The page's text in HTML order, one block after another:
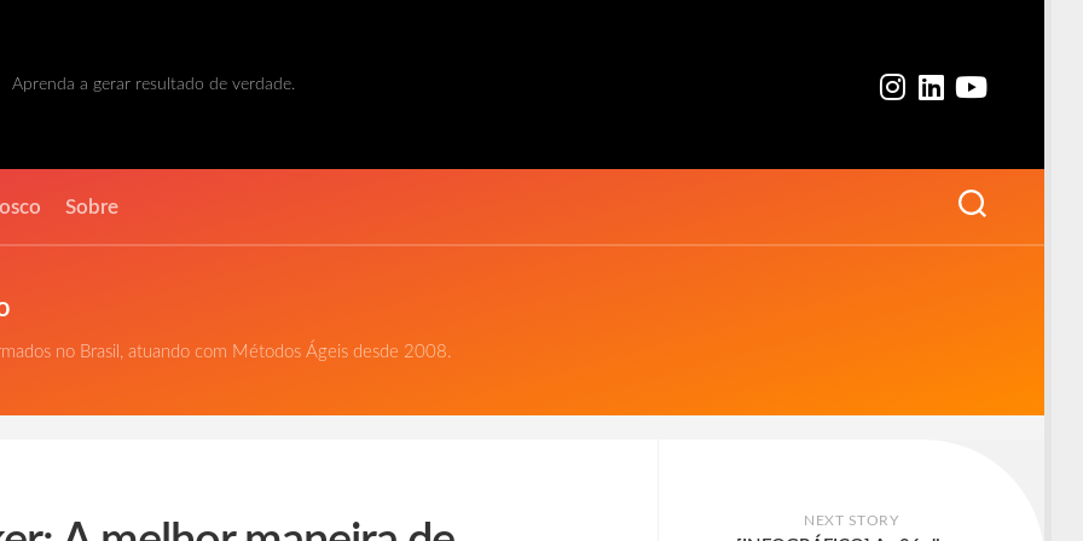
Aprenda a gerar resultado de verdade.
Sobre
no Brasil, atuando com Métodos Ágeis desde 2008.
NEXT STORY